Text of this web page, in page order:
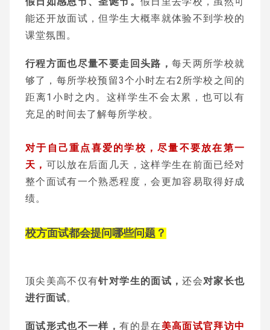
能还开放面试，但学生大概率就体验不到学校的
课堂氛围。
行程方面也尽量不要走回头路， 每天两所学校就
够了，每所学校预留3个小时左右2所学校之间的
距离1小时之内。这样学生不会太累，也可以有
充足的时间去了解每所学校。
对于自己重点喜爱的学校，尽量不要放在第一
天， 可以放在后面几天，这样学生在前面已经对
整个面试有一个熟悉程度，会更加容易取得好成
绩。
校方面试都会提问哪些问题？
顶尖美高不仅有针对学生的面试，还会对家长也
进行面试。
面试形式也不一样，有的是在 美高面试官拜访中